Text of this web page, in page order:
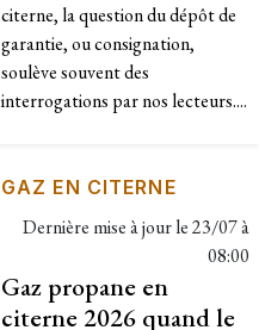
citerne, la question du dépôt de
garantie, ou consignation,
soulève souvent des
interrogations par nos lecteurs....
GAZ EN CITERNE
Dernière mise à jour le23/07 à
08:00
Gaz propane en
citerne 2026 quand le